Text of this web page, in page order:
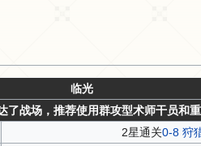
临光
了战场，推荐使用群攻型术师干员和重
2星通关0-8 狩